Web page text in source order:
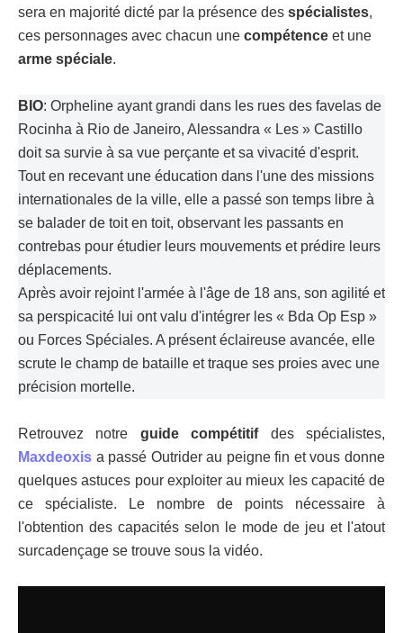
sera en majorité dicté par la présence des spécialistes,
ces personnages avec chacun une compétence et une
arme spéciale.
BIO: Orpheline ayant grandi dans les rues des favelas de
Rocinha à Rio de Janeiro, Alessandra « Les » Castillo
doit sa survie à sa vue perçante et sa vivacité d'esprit.
Tout en recevant une éducation dans l'une des missions
internationales de la ville, elle a passé son temps libre à
se balader de toit en toit, observant les passants en
contrebas pour étudier leurs mouvements et prédire leurs
déplacements.
Après avoir rejoint l'armée à l'âge de 18 ans, son agilité et
sa perspicacité lui ont valu d'intégrer les « Bda Op Esp »
ou Forces Spéciales. A présent éclaireuse avancée, elle
scrute le champ de bataille et traque ses proies avec une
précision mortelle.
Retrouvez notre guide compétitifdes spécialistes,
Maxdeoxis a passé Outrider au peigne fin et vous donne
quelques astuces pour exploiter au mieux les capacité de
ce spécialiste. Le nombre de points nécessaire à
l'obtention des capacités selon le mode de jeu et l'atout
surcadençage se trouve sous la vidéo.